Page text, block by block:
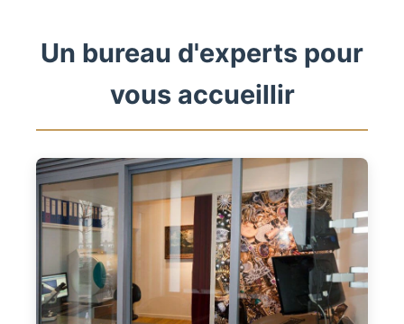
Un bureau d'experts pour
vous accueillir